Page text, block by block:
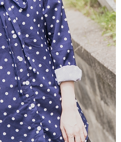
代理人或監護人之同意方可使用
辦者引起之損失，本公司不負相關責
依據個別帳號之用戶狀況，依本公司即
額度不足之情形，本公司將視審查結果
資訊註冊。若發現惡意使用之情形，
戶之使用額度並採取法律行動。